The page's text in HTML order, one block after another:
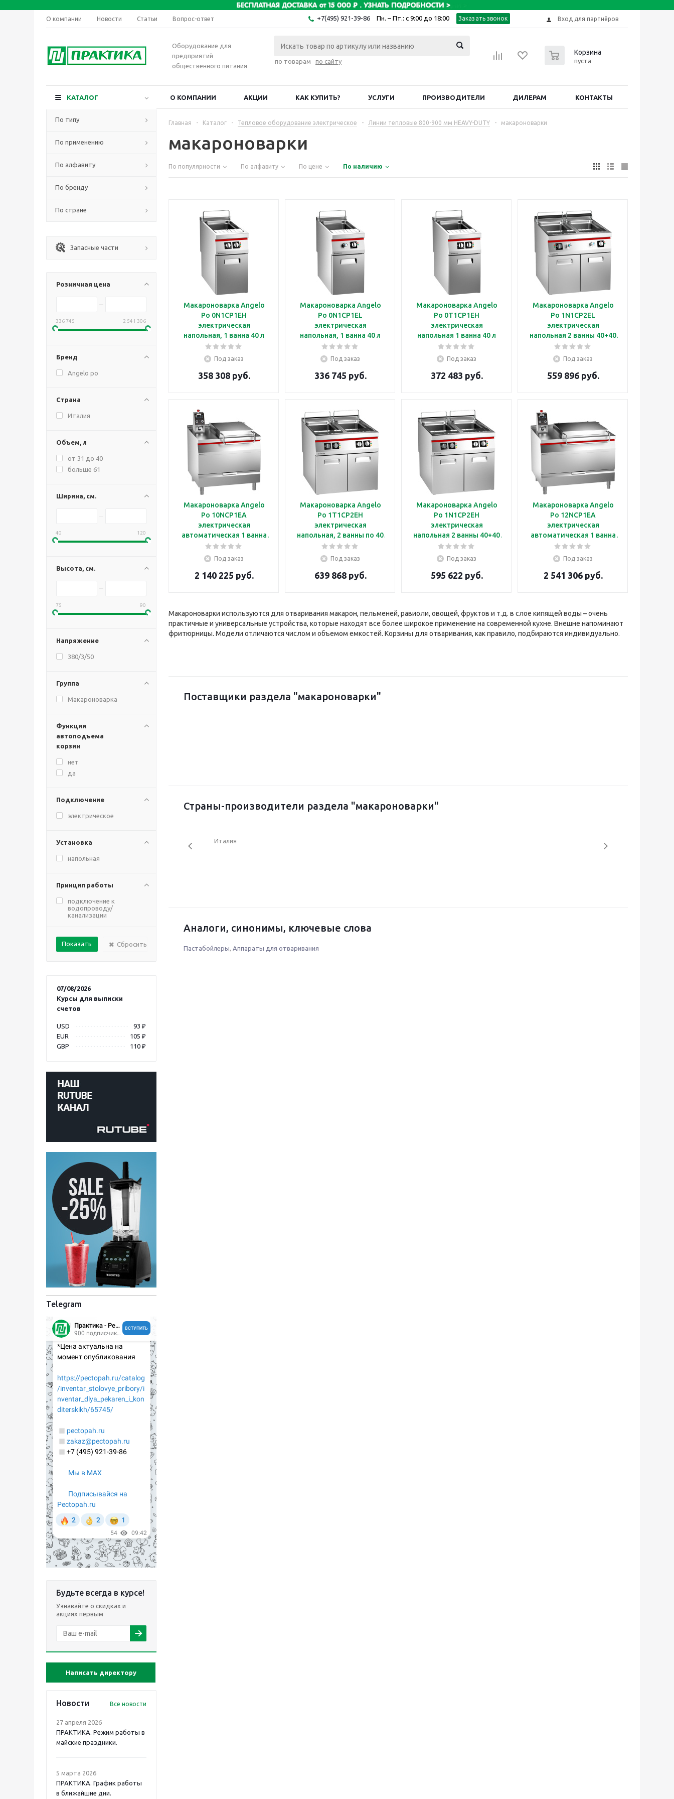
О компании Новости Статьи Вопрос-ответ +7(495) 921-39-86 Пн. – Пт.: с 9:00 до 18:00 Заказать звонок Вход для партнёров
Оборудование для
предприятий
общественного питания
по товарам по сайту
Корзина
пуста
КАТАЛОГ О КОМПАНИИ АКЦИИ КАК КУПИТЬ? УСЛУГИ ПРОИЗВОДИТЕЛИ ДИЛЕРАМ КОНТАКТЫ
По типу
По применению
По алфавиту
По бренду
По стране
Запасные части
Розничная цена
336 745 2 541 306
Бренд
Angelo po
Страна
Италия
Объем, л
от 31 до 40
больше 61
Ширина, см.
40 120
Высота, см.
75 90
Напряжение
380/3/50
Группа
Макароноварка
Функция
автоподъема
корзин
нет
да
Подключение
электрическое
Установка
напольная
Принцип работы
подключение к
водопроводу/
канализации
Сбросить
07/08/2026
Курсы для выписки
счетов
USD
93 ₽
EUR
105 ₽
GBP
110 ₽
Telegram
Будьте всегда в курсе!
Узнавайте о скидках и
акциях первым
Написать директору
Новости Все новости
27 апреля 2026
ПРАКТИКА. Режим работы в
майские праздники.
5 марта 2026
ПРАКТИКА. График работы
в ближайшие дни.
Главная - Каталог - Тепловое оборудование электрическое - Линии тепловые 800-900 мм HEAVY-DUTY - макароноварки
макароноварки
По популярности По алфавиту По цене По наличию
Макароноварка Angelo
Po 0N1CP1EH
электрическая
напольная, 1 ванна 40 л
Под заказ
358 308 руб.
Макароноварка Angelo
Po 0N1CP1EL
электрическая
напольная, 1 ванна 40 л
Под заказ
336 745 руб.
Макароноварка Angelo
Po 0T1CP1EH
электрическая
напольная 1 ванна 40 л
Под заказ
372 483 руб.
Макароноварка Angelo
Po 1N1CP2EL
электрическая
напольная 2 ванны 40+40
л
Под заказ
559 896 руб.
Макароноварка Angelo
Po 10NCP1EA
электрическая
автоматическая 1 ванна
150 л
Под заказ
2 140 225 руб.
Макароноварка Angelo
Po 1T1CP2EH
электрическая
напольная, 2 ванны по 40
л
Под заказ
639 868 руб.
Макароноварка Angelo
Po 1N1CP2EH
электрическая
напольная 2 ванны 40+40
л
Под заказ
595 622 руб.
Макароноварка Angelo
Po 12NCP1EA
электрическая
автоматическая 1 ванна
200 л
Под заказ
2 541 306 руб.
Макароноварки используются для отваривания макарон, пельменей, равиоли, овощей, фруктов и т.д. в слое кипящей воды – очень
практичные и универсальные устройства, которые находят все более широкое применение на современной кухне. Внешне напоминают
фритюрницы. Модели отличаются числом и объемом емкостей. Корзины для отваривания, как правило, подбираются индивидуально.
Поставщики раздела "макароноварки"
Страны-производители раздела "макароноварки"
Италия
Аналоги, синонимы, ключевые слова
Пастабойлеры Аппараты для отваривания